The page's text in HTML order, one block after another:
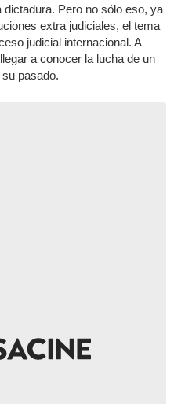
Pero no sólo eso, ya
extra judiciales, el tema
judicial internacional. A
a conocer la lucha de un
pasado.